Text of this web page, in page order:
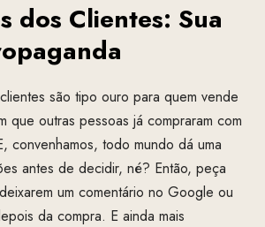
dos Clientes: Sua
são tipo ouro para quem vende
que outras pessoas já compraram com
convenhamos, todo mundo dá uma
antes de decidir, né? Então, peça
um comentário no Google ou
da compra. E ainda mais